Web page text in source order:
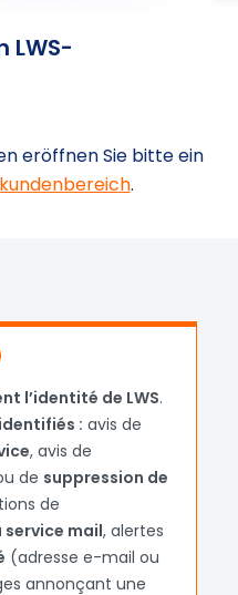
LWS-
eröffnen Sie bitte ein
kundenbereich.